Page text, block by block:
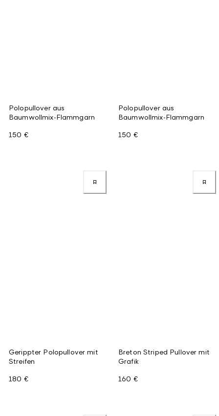
Polopullover aus
Baumwollmix-Flammgarn
150 €
Polopullover aus
Baumwollmix-Flammgarn
150 €
Gerippter Polopullover mit
Streifen
180 €
Breton Striped Pullover mit
Grafik
160 €